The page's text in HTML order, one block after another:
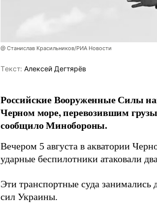
@ Станислав Красильников/РИА Новости
Tекст: Алексей Дегтярёв
Российские Вооруженные Силы
Черном море, перевозившим
сообщило Минобороны.
Вечером 5 августа в акватории
ударные беспилотники атаковали
Эти транспортные суда
сил Украины.